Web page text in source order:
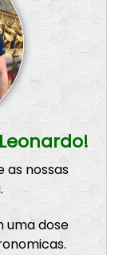
as nossas
uma dose